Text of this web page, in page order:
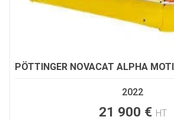
PÖTTINGER NOVACAT ALPHA
2022
21 900 € HT